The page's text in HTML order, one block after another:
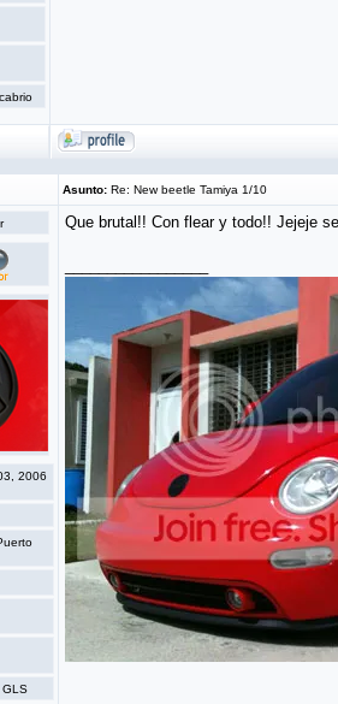
Asunto: Re: New beetle Tamiya 1/10
2006
GLS
Que brutal!! Con flear y todo!! Jejeje